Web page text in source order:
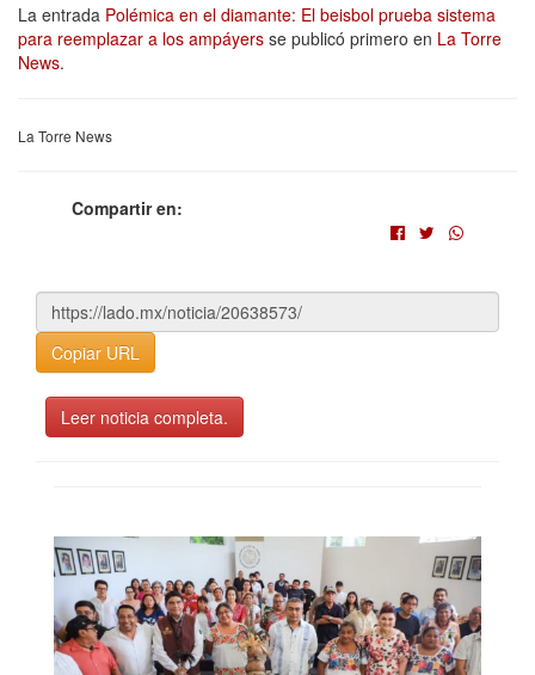
La entrada Polémica en el diamante: El beisbol prueba sistema
para reemplazar a los ampáyers se publicó primero en La Torre
News.
La Torre News
Compartir en:
Copiar URL
Leer noticia completa.